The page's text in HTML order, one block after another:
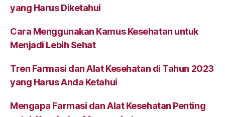
yang Harus Diketahui
Cara Menggunakan Kamus Kesehatan untuk
Menjadi Lebih Sehat
Tren Farmasi dan Alat Kesehatan di Tahun 2023
yang Harus Anda Ketahui
Mengapa Farmasi dan Alat Kesehatan Penting